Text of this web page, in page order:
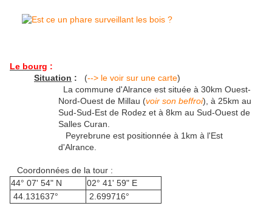
Le bourg :
Situation : (--> le voir sur une carte)
La commune d'Alrance est située à 30km Ouest-
Nord-Ouest de Millau (voir son beffroi), à 25km au
Sud-Sud-Est de Rodez et à 8km au Sud-Ouest de
Salles Curan.
Peyrebrune est positionnée à 1km à l'Est
d'Alrance.
Coordonnées de la tour :
44° 07' 54" N
02° 41' 59" E
44.131637°
2.699716°